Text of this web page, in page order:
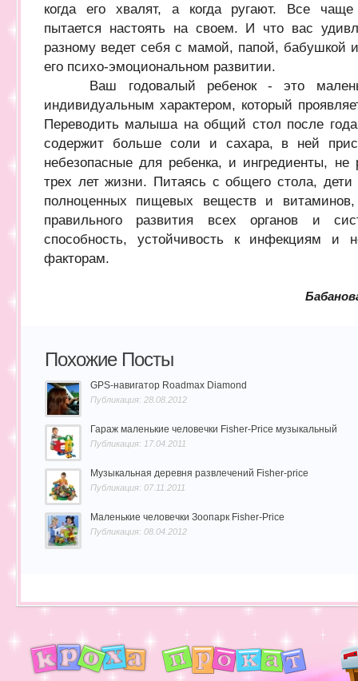
когда его хвалят, а когда ругают. Все чаще
пытается настоять на своем. И что вас
разному ведет себя с мамой, папой,
его психо-эмоциональном развитии.
Ваш годовалый ребенок - это
индивидуальным характером, который
Переводить малыша на общий стол после
содержит больше соли и сахара, в ней
небезопасные для ребенка, и ингредиенты,
трех лет жизни. Питаясь с общего стола,
полноценных пищевых веществ и
правильного развития всех органов и
способность, устойчивость к инфекциям и
факторам.
Похожие Посты
GPS-навигатор Roadmax Diamond
Публикация: 28.08.2012
Гараж маленькие человечки Fisher-Price музыкальный
Публикация: 17.04.2011
Музыкальная деревня развлечений Fisher-price
Публикация: 07.11.2011
Маленькие человечки Зоопарк Fisher-Price
Публикация: 08.04.2012